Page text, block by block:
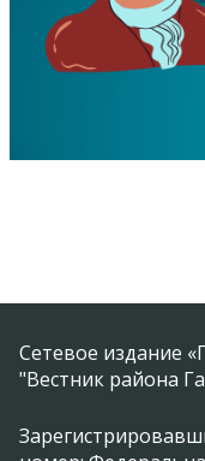
Сетевое издание
"Вестник района